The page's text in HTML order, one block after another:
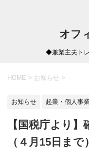
オフ
◆兼業主夫ト
HOME > お知らせ >
お知らせ 起業・個人事
【国税庁より
（４月15日ま